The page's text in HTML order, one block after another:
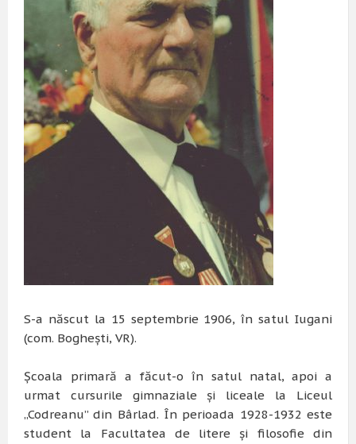
S-a născut la 15 septembrie 1906, în satul Iugani
(com. Bogheşti, VR).
Şcoala primară a făcut-o în satul natal, apoi a
urmat cursurile gimnaziale şi liceale la Liceul
„Codreanu” din Bârlad. În perioada 1928-1932 este
student la Facultatea de litere şi filosofie din